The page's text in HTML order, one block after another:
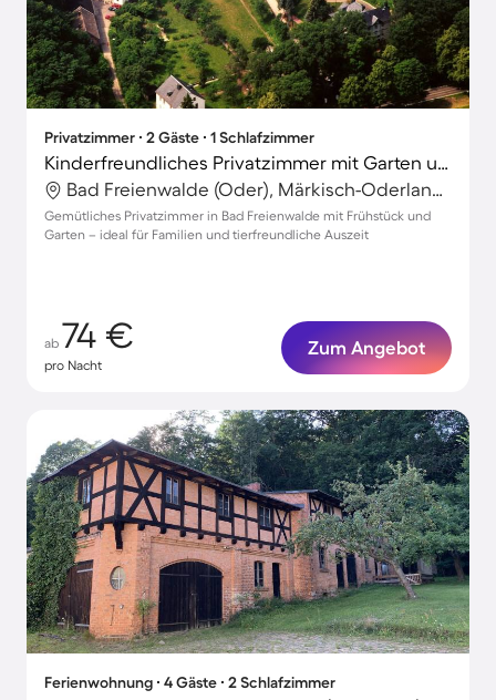
Privatzimmer ∙ 2 Gäste ∙ 1 Schlafzimmer
Kinderfreundliches Privatzimmer mit Garten und Grill | Haustiere erlaubt
Bad Freienwalde (Oder), Märkisch-Oderland, Deutschland
Gemütliches Privatzimmer in Bad Freienwalde mit Frühstück und
Garten – ideal für Familien und tierfreundliche Auszeit
ab 74 €
pro Nacht
Zum Angebot
Ferienwohnung ∙ 4 Gäste ∙ 2 Schlafzimmer